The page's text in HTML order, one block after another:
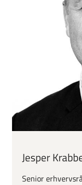
Jesper
Senior